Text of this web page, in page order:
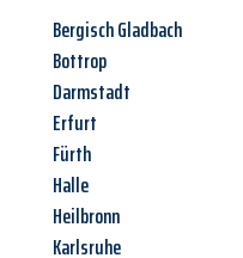
Bergisch Gladbach
Bottrop
Darmstadt
Erfurt
Fürth
Halle
Heilbronn
Karlsruhe